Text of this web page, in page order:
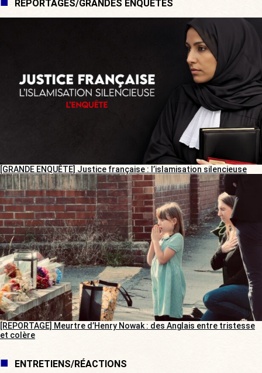
REPORTAGES/GRANDES ENQUÊTES
[GRANDE ENQUÊTE] Justice française : l’islamisation silencieuse
[REPORTAGE] Meurtre d’Henry Nowak : des Anglais entre tristesse
et colère
ENTRETIENS/RÉACTIONS